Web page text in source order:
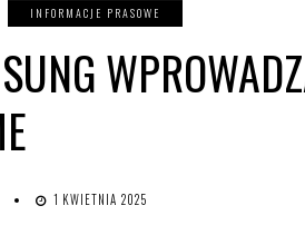
INFORMACJE PRASOWE
1 KWIETNIA 2025